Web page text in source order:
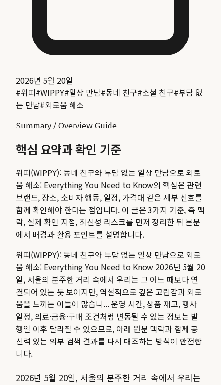
2026년 5월 20일
#위피#WIPPY#일상 만남#동네 친구#소셜 친구#부담 없
는 만남#외로움 해소
Summary / Overview Guide
핵심 요약과 확인 기준
위피(WIPPY): 동네 친구와 부담 없는 일상 만남으로 외로
움 해소: Everything You Need to Know의 핵심은 관련
브랜드, 장소, 소비자 행동, 일정, 가격대 같은 세부 신호를
함께 확인해야 한다는 점입니다. 이 글은 3가지 기준, 즉 맥
락, 실제 확인 지점, 최신성 리스크를 먼저 정리한 뒤 본문
에서 배경과 활용 포인트를 설명합니다.
위피(WIPPY): 동네 친구와 부담 없는 일상 만남으로 외로
움 해소: Everything You Need to Know 2026년 5월 20
일, 서울의 분주한 거리 속에서 우리는 그 어느 때보다 연
결되어 있는 듯 보이지만, 역설적으로 깊은 고립감과 외로
움을 느끼는 이들이 많습니...운영 시간, 상품 재고, 행사
일정, 의료·금융·구매 조건처럼 변동될 수 있는 정보는 발
행일 이후 달라질 수 있으므로, 아래 원문 맥락과 함께 공
신력 있는 외부 검색 결과를 다시 대조하는 방식이 안전합
니다.
2026년 5월 20일, 서울의 분주한 거리 속에서 우리는